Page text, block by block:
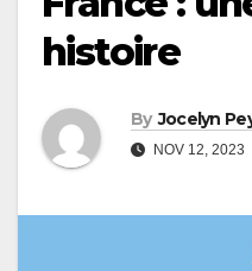
histoire
By Jocelyn
NOV 12, 2023